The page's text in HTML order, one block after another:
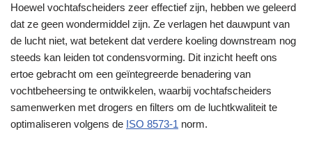
Hoewel vochtafscheiders zeer effectief zijn, hebben we geleerd
dat ze geen wondermiddel zijn. Ze verlagen het dauwpunt van
de lucht niet, wat betekent dat verdere koeling downstream nog
steeds kan leiden tot condensvorming. Dit inzicht heeft ons
ertoe gebracht om een geïntegreerde benadering van
vochtbeheersing te ontwikkelen, waarbij vochtafscheiders
samenwerken met drogers en filters om de luchtkwaliteit te
optimaliseren volgens de ISO 8573-1 norm.